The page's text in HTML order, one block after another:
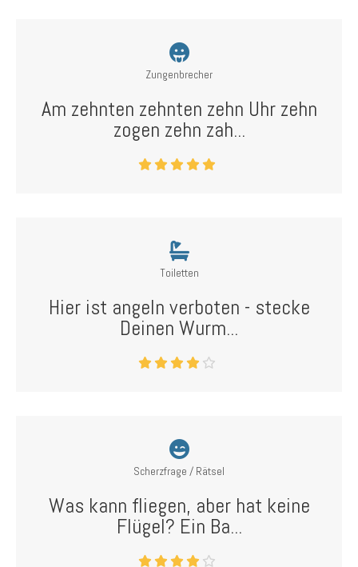
Zungenbrecher
Am zehnten zehnten zehn Uhr zehn
zogen zehn zah...
Toiletten
Hier ist angeln verboten - stecke
Deinen Wurm...
Scherzfrage / Rätsel
Was kann fliegen, aber hat keine
Flügel? Ein Ba...